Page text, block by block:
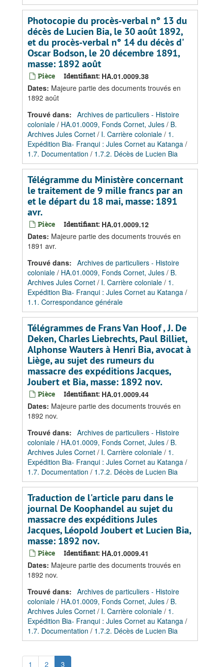
Photocopie du procès-verbal n° 13 du
décès de Lucien Bia, le 30 août 1892,
et du procès-verbal n° 14 du décès d'
Oscar Bodson, le 20 décembre 1891,
masse: 1892 août
Pièce Identifiant: HA.01.0009.38
Dates: Majeure partie des documents trouvés en
1892 août
Trouvé dans: Archives de particuliers - Histoire
coloniale / HA.01.0009, Fonds Cornet, Jules / B.
Archives Jules Cornet / I. Carrière coloniale / 1.
Expédition Bia- Franqui : Jules Cornet au Katanga /
1.7. Documentation / 1.7.2. Décès de Lucien Bia
Télégramme du Ministère concernant
le traitement de 9 mille francs par an
et le départ du 18 mai, masse: 1891
avr.
Pièce Identifiant: HA.01.0009.12
Dates: Majeure partie des documents trouvés en
1891 avr.
Trouvé dans: Archives de particuliers - Histoire
coloniale / HA.01.0009, Fonds Cornet, Jules / B.
Archives Jules Cornet / I. Carrière coloniale / 1.
Expédition Bia- Franqui : Jules Cornet au Katanga /
1.1. Correspondance générale
Télégrammes de Frans Van Hoof , J. De
Deken, Charles Liebrechts, Paul Billiet,
Alphonse Wauters à Henri Bia, avocat à
Liège, au sujet des rumeurs du
massacre des expéditions Jacques,
Joubert et Bia, masse: 1892 nov.
Pièce Identifiant: HA.01.0009.44
Dates: Majeure partie des documents trouvés en
1892 nov.
Trouvé dans: Archives de particuliers - Histoire
coloniale / HA.01.0009, Fonds Cornet, Jules / B.
Archives Jules Cornet / I. Carrière coloniale / 1.
Expédition Bia- Franqui : Jules Cornet au Katanga /
1.7. Documentation / 1.7.2. Décès de Lucien Bia
Traduction de l'article paru dans le
journal De Koophandel au sujet du
massacre des expéditions Jules
Jacques, Léopold Joubert et Lucien Bia,
masse: 1892 nov.
Pièce Identifiant: HA.01.0009.41
Dates: Majeure partie des documents trouvés en
1892 nov.
Trouvé dans: Archives de particuliers - Histoire
coloniale / HA.01.0009, Fonds Cornet, Jules / B.
Archives Jules Cornet / I. Carrière coloniale / 1.
Expédition Bia- Franqui : Jules Cornet au Katanga /
1.7. Documentation / 1.7.2. Décès de Lucien Bia
1 2 3